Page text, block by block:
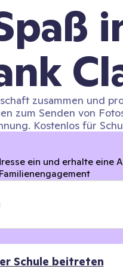
zusammen und
zum Senden von
Kostenlos für
ein und erhalte eine
Familienengagement
Schule beitreten